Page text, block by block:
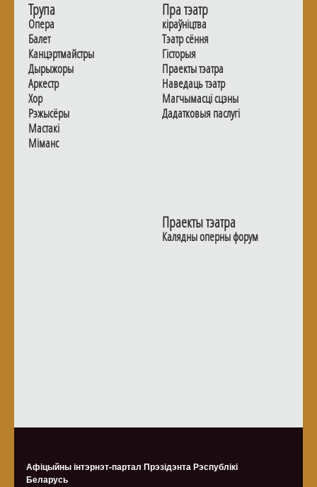
Трупа
Опера
Балет
Канцэртмайстры
Дырыжоры
Аркестр
Хор
Рэжысёры
Мастакі
Мiманс
Пра тэатр
кіраўніцтва
Тэатр сёння
Гiсторыя
Праекты тэатра
Наведаць тэатр
Магчымасцi сцэны
Дадаткoвыя паслугi
Праекты тэатра
Калядны оперны форум
Афіцыйны інтэрнэт-партал Прэзідэнта Рэспублікі
Беларусь